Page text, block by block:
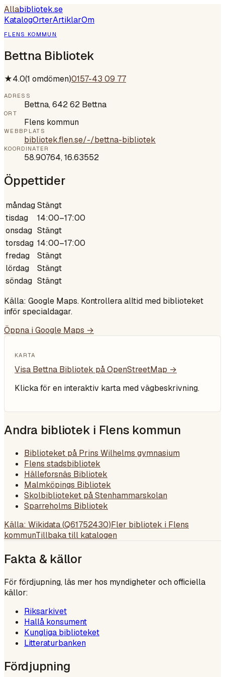
Allabibliotek.se
KatalogOrterArtiklarOm
FLENS KOMMUN
Bettna Bibliotek
★4.0(1 omdömen)0157-43 09 77
ADRESS
Bettna, 642 62 Bettna
ORT
Flens kommun
WEBBPLATS
bibliotek.flen.se/-/bettna-bibliotek
KOORDINATER
58.90764,16.63552
Öppettider
måndagStängt
tisdag
14:00–17:00
onsdag Stängt
torsdag 14:00–17:00
fredag
Stängt
lördag
Stängt
söndag Stängt
Källa: Google Maps. Kontrollera alltid med biblioteket
inför specialdagar.
Öppna i Google Maps →
KARTA
Visa Bettna Bibliotek på OpenStreetMap →
Klicka för en interaktiv karta med vägbeskrivning.
Andra bibliotek i Flens kommun
Biblioteket på Prins Wilhelms gymnasium
Flens stadsbibliotek
Hälleforsnäs Bibliotek
Malmköpings Bibliotek
Skolbiblioteket på Stenhammarskolan
Sparreholms Bibliotek
Källa: Wikidata (Q61752430)Fler bibliotek i Flens
kommunTillbaka till katalogen
Fakta & källor
För fördjupning, läs mer hos myndigheter och officiella
källor:
Riksarkivet
Hallå konsument
Kungliga biblioteket
Litteraturbanken
Fördjupning